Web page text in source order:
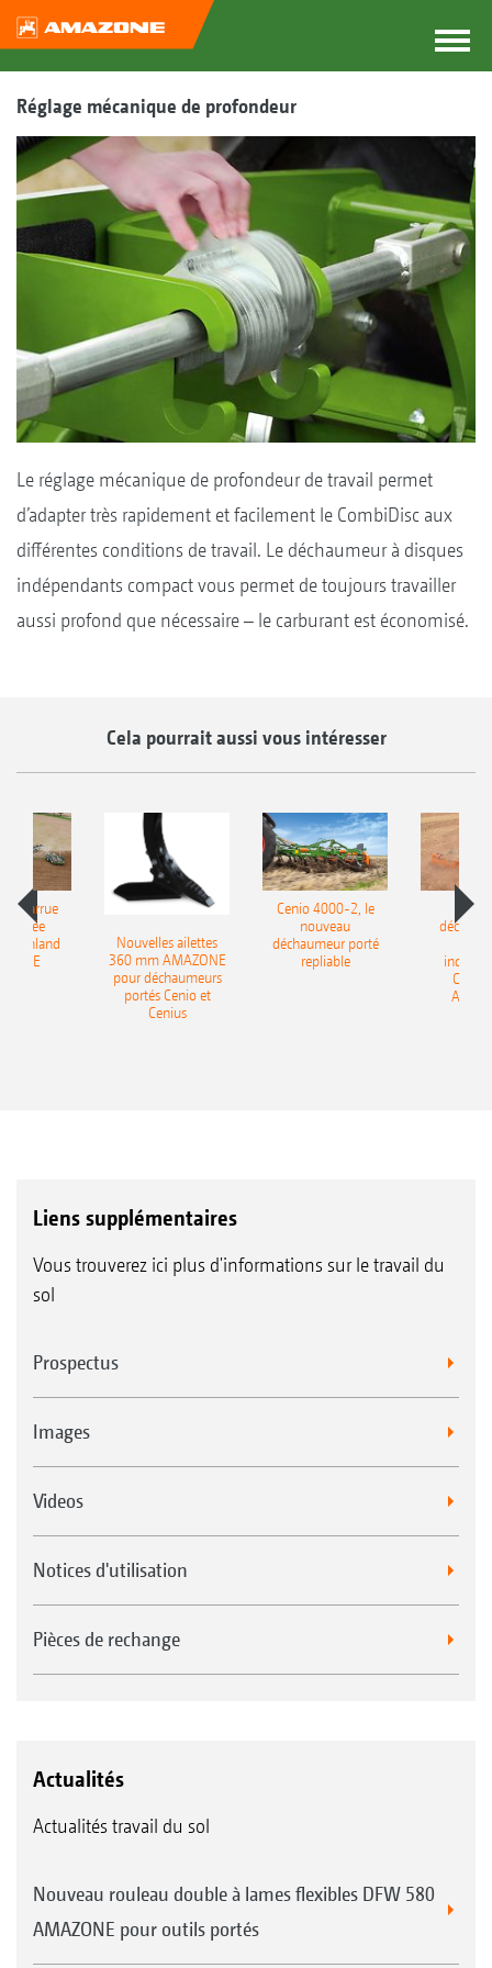
Réglage mécanique de profondeur
Le réglage mécanique de profondeur de travail permet
d’adapter très rapidement et facilement le CombiDisc aux
différentes conditions de travail. Le déchaumeur à disques
indépendants compact vous permet de toujours travailler
aussi profond que nécessaire – le carburant est économisé.
Cela pourrait aussi vous intéresser
charrue
portée
Onland
Nouvelles ailettes
360 mm AMAZONE
pour déchaumeurs
portés Cenio et
Cenius
Cenio 4000-2, le
nouveau
déchaumeur porté
repliable
Liens supplémentaires
Vous trouverez ici plus d'informations sur le travail du
sol
Prospectus
Images
Videos
Notices d'utilisation
Pièces de rechange
Actualités
Actualités travail du sol
Nouveau rouleau double à lames flexibles DFW 580
AMAZONE pour outils portés